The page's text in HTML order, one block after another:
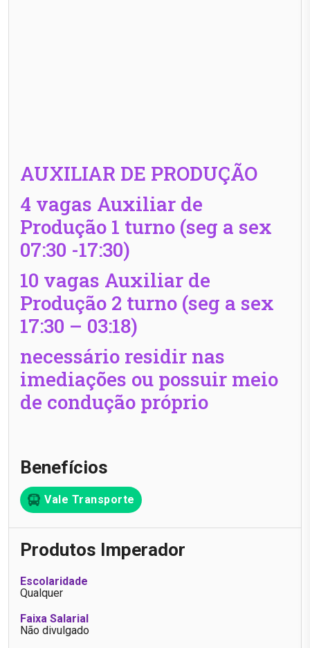
AUXILIAR DE PRODUÇÃO
4 vagas Auxiliar de
Produção 1 turno (seg a sex
07:30 -17:30)
10 vagas Auxiliar de
Produção 2 turno (seg a sex
17:30 – 03:18)
necessário residir nas
imediações ou possuir meio
de condução próprio
Benefícios
Vale Transporte
Produtos Imperador
Escolaridade
Qualquer
Faixa Salarial
Não divulgado